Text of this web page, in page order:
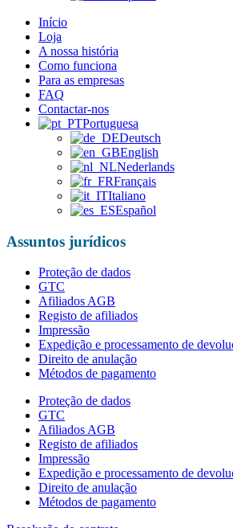
Início
Loja
A nossa história
Como funciona
Para as empresas
FAQ
Contactar-nos
Portuguesa
Deutsch
English
Nederlands
Français
Italiano
Español
Assuntos jurídicos
Proteção de dados
GTC
Afiliados AGB
Registo de afiliados
Impressão
Expedição e processamento de
Direito de anulação
Métodos de pagamento
Proteção de dados
GTC
Afiliados AGB
Registo de afiliados
Impressão
Expedição e processamento de
Direito de anulação
Métodos de pagamento